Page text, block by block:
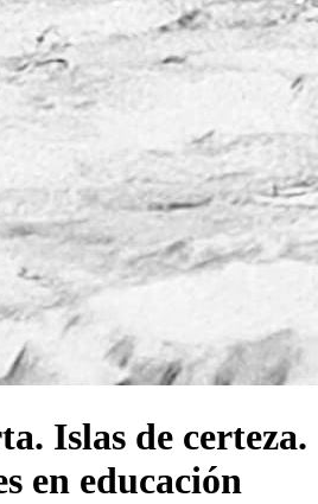
Islas de certeza.
en educación